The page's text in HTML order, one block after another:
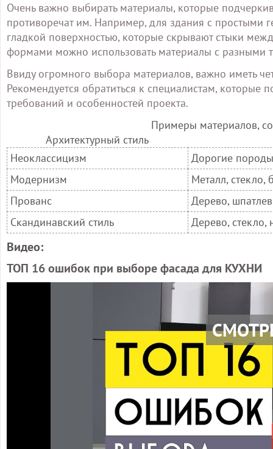
Очень важно выбирать материалы, которые
противоречат им. Например, для здания с
гладкой поверхностью, которые скрывают стыки
формами можно использовать материалы с разными
Ввиду огромного выбора материалов, важно иметь
Рекомендуется обратиться к специалистам, которые
требований и особенностей проекта.
Примеры материалов,
Архитектурный стиль
Неоклассицизм
Дорогие
Модернизм
Металл, стекло,
Прованс
Дерево,
Скандинавский стиль
Дерево, стекло,
Видео:
ТОП 16 ошибок при выборе фасада для КУХНИ